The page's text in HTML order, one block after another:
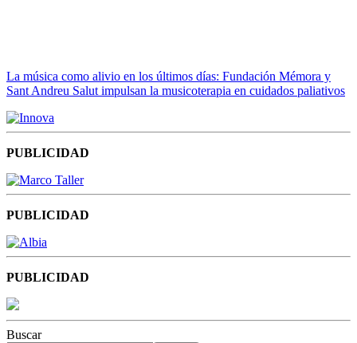
La música como alivio en los últimos días: Fundación Mémora y
Sant Andreu Salut impulsan la musicoterapia en cuidados paliativos
PUBLICIDAD
PUBLICIDAD
PUBLICIDAD
Buscar